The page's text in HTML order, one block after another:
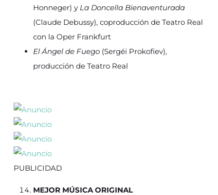
Honneger) y La Doncella Bienaventurada
(Claude Debussy), coproducción de Teatro Real
con la Oper Frankfurt
El Ángel de Fuego (Sergéi Prokofiev),
producción de Teatro Real
PUBLICIDAD
MEJOR MÚSICA ORIGINAL